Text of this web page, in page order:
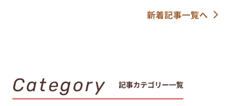
新着記事一覧へ
Category 記事カテゴリー一覧